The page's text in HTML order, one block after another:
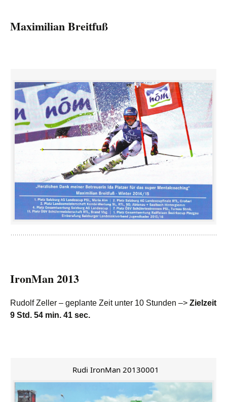
Maximilian Breitfuß
IronMan 2013
Rudolf Zeller – geplante Zeit unter 10 Stunden –> Zielzeit
9 Std. 54 min. 41 sec.
Rudi IronMan 20130001